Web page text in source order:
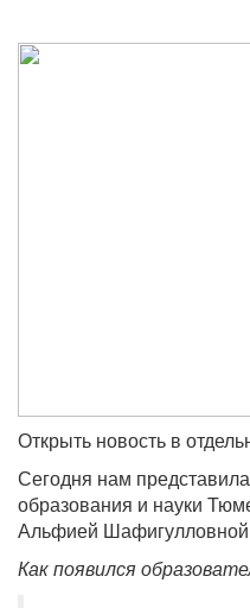
Открыть новость в
Сегодня нам
образования и науки
Альфией Шафигулловной
Как появился